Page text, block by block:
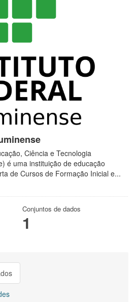
Ciência e Tecnologia
é uma instituição de educação
de Cursos de Formação Inicial e...
Conjuntos de dados
1